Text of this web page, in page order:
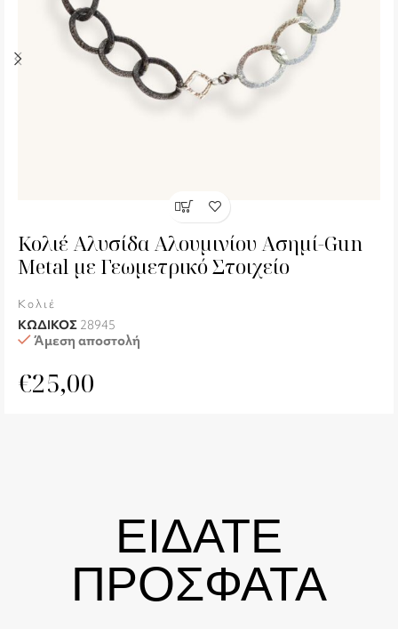
Κολιέ Αλυσίδα Αλουμινίου Ασημί-Gun
Metal με Γεωμετρικό Στοιχείο
Κολιέ
ΚΩΔΙΚΟΣ 28945
Άμεση αποστολή
€25,00
ΕΙΔΑΤΕ
ΠΡΟΣΦΑΤΑ